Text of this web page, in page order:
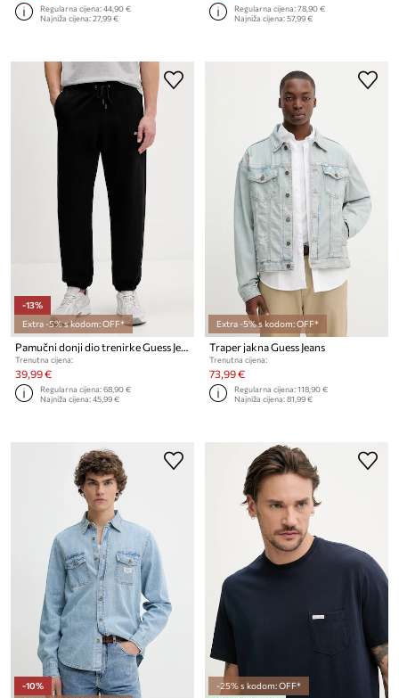
Regularna cijena:44,90 €
Najniža cijena:27,99 €
Regularna cijena:78,90 €
Najniža cijena:57,99 €
-13%
Extra -5% s kodom: OFF*
Pamučni donji dio trenirke Guess Jeans
Trenutna cijena:
39,99 €
Regularna cijena:68,90 €
Najniža cijena:45,99 €
Extra -5% s kodom: OFF*
Traper jakna Guess Jeans
Trenutna cijena:
73,99 €
Regularna cijena:118,90 €
Najniža cijena:81,99 €
-10%
-25% s kodom: OFF*